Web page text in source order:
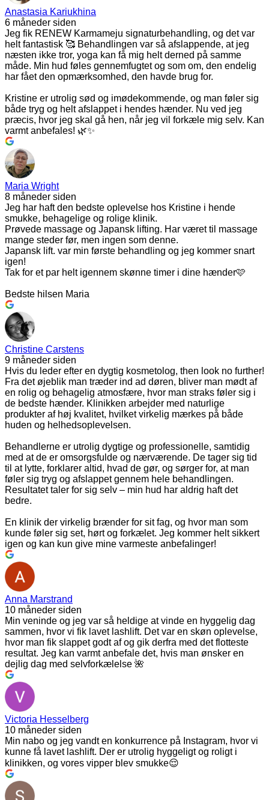
Anastasia Kariukhina
6 måneder siden
Jeg fik RENEW Karmameju signaturbehandling, og det var
helt fantastisk 🥰 Behandlingen var så afslappende, at jeg
næsten ikke tror, yoga kan få mig helt derned på samme
måde. Min hud føles gennemfugtet og som om, den endelig
har fået den opmærksomhed, den havde brug for.
Kristine er utrolig sød og imødekommende, og man føler sig
både tryg og helt afslappet i hendes hænder. Nu ved jeg
præcis, hvor jeg skal gå hen, når jeg vil forkæle mig selv. Kan
varmt anbefales! 🌿✨
Maria Wright
8 måneder siden
Jeg har haft den bedste oplevelse hos Kristine i hende
smukke, behagelige og rolige klinik.
Prøvede massage og Japansk lifting. Har været til massage
mange steder før, men ingen som denne.
Japansk lift. var min første behandling og jeg kommer snart
igen!
Tak for et par helt igennem skønne timer i dine hænder🩷
Bedste hilsen Maria
Christine Carstens
9 måneder siden
Hvis du leder efter en dygtig kosmetolog, then look no further!
Fra det øjeblik man træder ind ad døren, bliver man mødt af
en rolig og behagelig atmosfære, hvor man straks føler sig i
de bedste hænder. Klinikken arbejder med naturlige
produkter af høj kvalitet, hvilket virkelig mærkes på både
huden og helhedsoplevelsen.
Behandlerne er utrolig dygtige og professionelle, samtidig
med at de er omsorgsfulde og nærværende. De tager sig tid
til at lytte, forklarer altid, hvad de gør, og sørger for, at man
føler sig tryg og afslappet gennem hele behandlingen.
Resultatet taler for sig selv – min hud har aldrig haft det
bedre.
En klinik der virkelig brænder for sit fag, og hvor man som
kunde føler sig set, hørt og forkælet. Jeg kommer helt sikkert
igen og kan kun give mine varmeste anbefalinger!
Anna Marstrand
10 måneder siden
Min veninde og jeg var så heldige at vinde en hyggelig dag
sammen, hvor vi fik lavet lashlift. Det var en skøn oplevelse,
hvor man fik slappet godt af og gik derfra med det flotteste
resultat. Jeg kan varmt anbefale det, hvis man ønsker en
dejlig dag med selvforkælelse 🌺
Victoria Hesselberg
10 måneder siden
Min nabo og jeg vandt en konkurrence på Instagram, hvor vi
kunne få lavet lashlift. Der er utrolig hyggeligt og roligt i
klinikken, og vores vipper blev smukke😌